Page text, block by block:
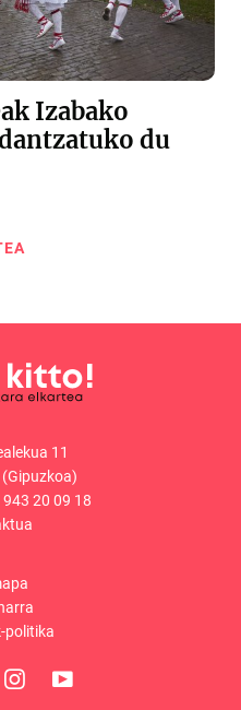
Izabako
du
11
943 20 09 18
politika